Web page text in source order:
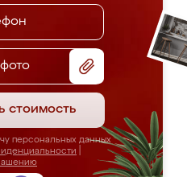
стоимость
персональных данных